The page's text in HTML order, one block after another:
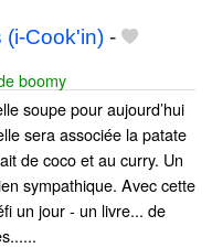
(i-Cook'in) -
boomy
soupe pour aujourd’hui
sera associée la patate
de coco et au curry. Un
sympathique. Avec cette
un jour - un livre... de